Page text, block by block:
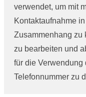
verwendet, um mit
Kontaktaufnahme
Zusammenhang zu
zu bearbeiten und
für die Verwendung
Telefonnummer zu